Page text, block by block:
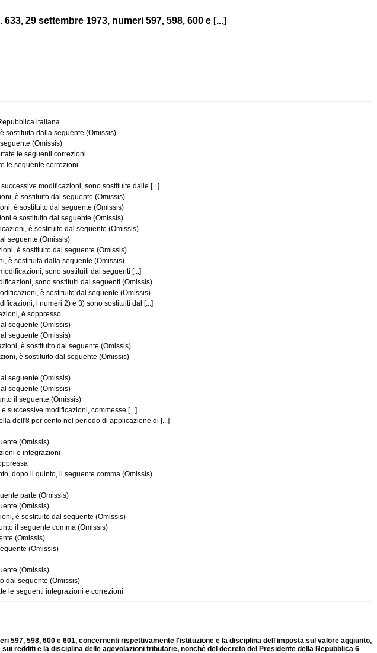
29 settembre 1973, numeri 597, 598, 600 e [...]
italiana
sostituita dalla seguente (Omissis)
(Omissis)
le seguenti correzioni
le seguente correzioni
modificazioni, sono sostituite dalle [...]
è sostituito dal seguente (Omissis)
è sostituito dal seguente (Omissis)
è sostituito dal seguente (Omissis)
è sostituito dal seguente (Omissis)
seguente (Omissis)
è sostituito dal seguente (Omissis)
è sostituita dalla seguente (Omissis)
sono sostituiti dai seguenti [...]
sono sostituiti dai seguenti (Omissis)
è sostituito dal seguente (Omissis)
i numeri 2) e 3) sono sostituiti dal [...]
è soppresso
seguente (Omissis)
seguente (Omissis)
è sostituito dal seguente (Omissis)
è sostituito dal seguente (Omissis)
seguente (Omissis)
seguente (Omissis)
il seguente (Omissis)
modificazioni, commesse [...]
dell'8 per cento nel periodo di applicazione di [...]
(Omissis)
e integrazioni
dopo il quinto, il seguente comma (Omissis)
parte (Omissis)
(Omissis)
è sostituito dal seguente (Omissis)
il seguente comma (Omissis)
(Omissis)
(Omissis)
(Omissis)
dal seguente (Omissis)
le seguenti integrazioni e correzioni
597, 598, 600 e 601, concernenti rispettivamente l'istituzione e la disciplina dell'imposta sul valore aggiunto,
redditi e la disciplina delle agevolazioni tributarie, nonchè del decreto del Presidente della Repubblica 6